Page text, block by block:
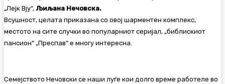
„Лејк Вју“, Љиљана Нечовска.
Всушност, целата приказана со овој шарментен комплекс,
местото на сите случки во популарниот серијал, „библискиот
пансион“ „Преспав“ е многу интересна.
Семејството Нечовски се наши луѓе кои долго време работеле во